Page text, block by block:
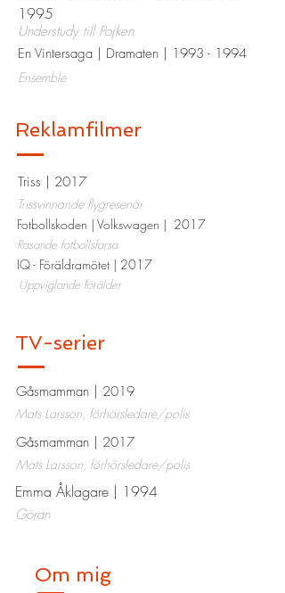
1995
Understudy till Pojken
En Vintersaga | Dramaten | 1993 - 1994
Ensemble
Reklamfilmer
Triss | 2017
Trissvinnande flygresenär
Fotbollskoden | Volkswagen | 2017
Rasande fotbollsfarsa
IQ - Föräldramötet | 2017
Uppviglande förälder
TV-serier
Gåsmamman | 2019
Mats Larsson, förhörsledare/polis
Gåsmamman | 2017​
Mats Larsson, förhörsledare/polis
Emma Åklagare | 1994​
Göran
Om mig